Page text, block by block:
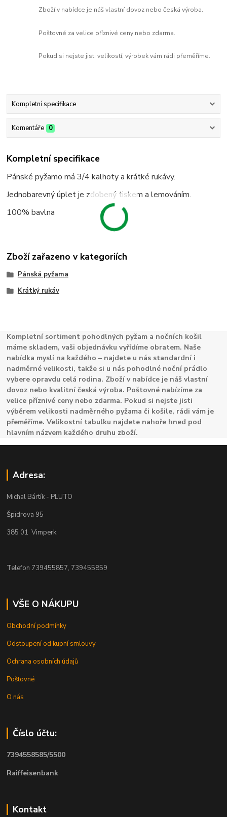
Zboží v nabídce je náš vlastní dovoz nebo česká výroba.
Poštovné za velice příznivé ceny nebo zdarma.
Pokud si nejste jisti velikostí, výrobek vám rádi přeměříme.
Kompletní specifikace
Komentáře 0
Kompletní specifikace
Pánské pyžamo má 3/4 kalhoty a krátké rukávy.
Jednobarevný úplet je zdobený tiskem a lemováním.
100% bavlna
Zboží zařazeno v kategoriích
Pánská pyžama
Krátký rukáv
Kompletní sortiment pohodlných pyžam a nočních košil
máme skladem, vaši objednávku vyřídíme obratem. Naše
nabídka myslí na každého – najdete u nás standardní i
nadměrné velikosti, takže si u nás pohodlné noční prádlo
vybere opravdu celá rodina. Zboží v nabídce je náš vlastní
dovoz nebo kvalitní česká výroba. Poštovné nabízíme za
velice příznivé ceny nebo zdarma. Pokud si nejste jisti
výběrem velikosti nadměrného pyžama či košile, rádi vám je
přeměříme. Velikostní tabulku najdete nahoře hned pod
hlavním názvem každého druhu zboží.
Adresa:
Michal Bártík - PLUTO
Špidrova 95
385 01 Vimperk
Telefon 739455857, 739455859
VŠE O NÁKUPU
Obchodní podmínky
Odstoupení od kupní smlouvy
Ochrana osobních údajů
Poštovné
O nás
Číslo účtu:
7394558585/5500
Raiffeisenbank
Kontakt